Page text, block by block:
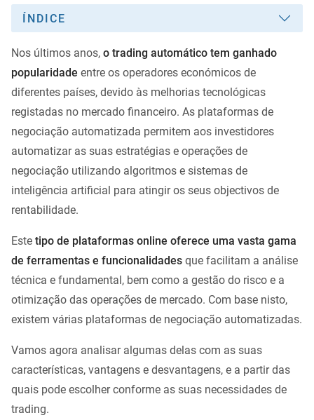
ÍNDICE
Nos últimos anos, o trading automático tem ganhado
popularidade entre os operadores económicos de
diferentes países, devido às melhorias tecnológicas
registadas no mercado financeiro. As plataformas de
negociação automatizada permitem aos investidores
automatizar as suas estratégias e operações de
negociação utilizando algoritmos e sistemas de
inteligência artificial para atingir os seus objectivos de
rentabilidade.
Este tipo de plataformas online oferece uma vasta gama
de ferramentas e funcionalidades que facilitam a análise
técnica e fundamental, bem como a gestão do risco e a
otimização das operações de mercado. Com base nisto,
existem várias plataformas de negociação automatizadas.
Vamos agora analisar algumas delas com as suas
características, vantagens e desvantagens, e a partir das
quais pode escolher conforme as suas necessidades de
trading.